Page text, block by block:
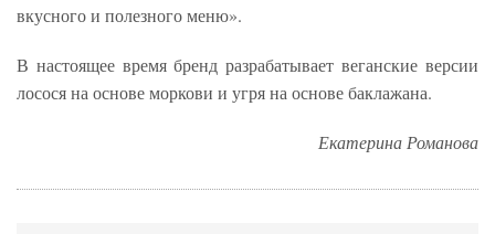
вкусного и полезного меню».
В настоящее время бренд разрабатывает веганские версии
лосося на основе моркови и угря на основе баклажана.
Екатерина Романова